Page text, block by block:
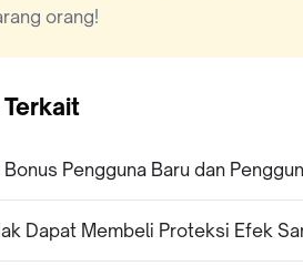
orang!
Bonus Pengguna Baru dan
Dapat Membeli Proteksi Efek